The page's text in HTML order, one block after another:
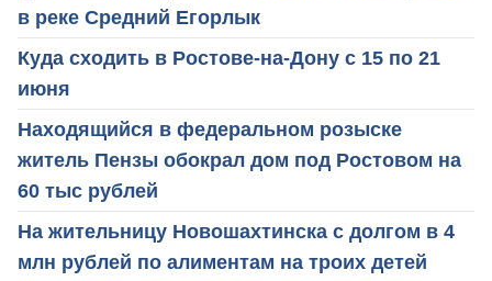
в реке Средний Егорлык
Куда сходить в Ростове-на-Дону с 15 по 21
июня
Находящийся в федеральном розыске
житель Пензы обокрал дом под Ростовом на
60 тыс рублей
На жительницу Новошахтинска с долгом в 4
млн рублей по алиментам на троих детей